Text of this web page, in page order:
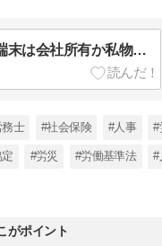
業務に使用する端末は会社所有か私物の活用か
士 #社会保険 #人事 #
#労災 #労働基準法 #
がポイント